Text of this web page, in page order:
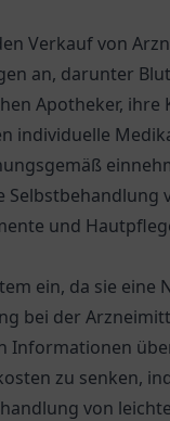
Verkauf von
an, darunter
Apotheker, ihre
individuelle
und
ein, da sie eine
bei der
Informationen
zu senken,
von